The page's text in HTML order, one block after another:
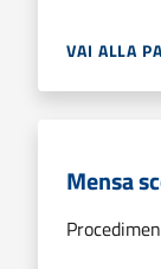
VAI ALLA
Mensa